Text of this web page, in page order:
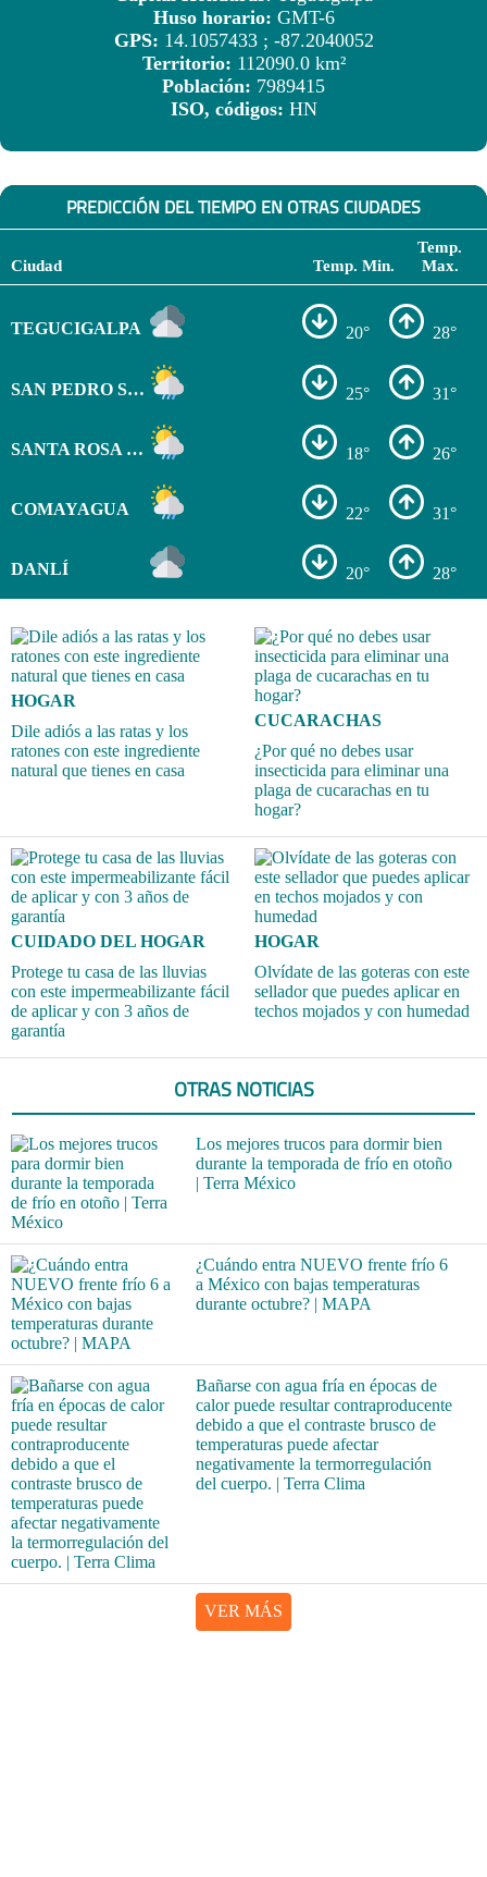
Huso horario: GMT-6
GPS: 14.1057433 ; -87.2040052
Territorio: 112090.0 km²
Población: 7989415
ISO, códigos: HN
PREDICCIÓN DEL TIEMPO EN OTRAS CIUDADES
Ciudad Temp. Min.
Temp.
Max.
TEGUCIGALPA 20° 28°
SAN PEDRO SULA 25° 31°
SANTA ROSA DE COPÁN 18° 26°
COMAYAGUA 22° 31°
DANLÍ 20° 28°
HOGAR
Dile adiós a las ratas y los
ratones con este ingrediente
natural que tienes en casa
CUCARACHAS
¿Por qué no debes usar
insecticida para eliminar una
plaga de cucarachas en tu
hogar?
CUIDADO DEL HOGAR
Protege tu casa de las lluvias
con este impermeabilizante fácil
de aplicar y con 3 años de
garantía
HOGAR
Olvídate de las goteras con este
sellador que puedes aplicar en
techos mojados y con humedad
OTRAS NOTICIAS
Los mejores trucos para dormir bien
durante la temporada de frío en otoño
| Terra México
¿Cuándo entra NUEVO frente frío 6
a México con bajas temperaturas
durante octubre? | MAPA
Bañarse con agua fría en épocas de
calor puede resultar contraproducente
debido a que el contraste brusco de
temperaturas puede afectar
negativamente la termorregulación
del cuerpo. | Terra Clima
VER MÁS